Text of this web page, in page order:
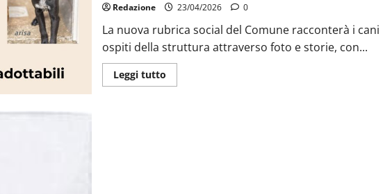
Redazione 23/04/2026 0
La nuova rubrica social del Comune racconterà i cani
ospiti della struttura attraverso foto e storie, con...
Leggi tutto